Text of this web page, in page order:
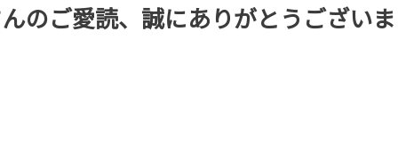
のご愛読、誠にありがとうござい